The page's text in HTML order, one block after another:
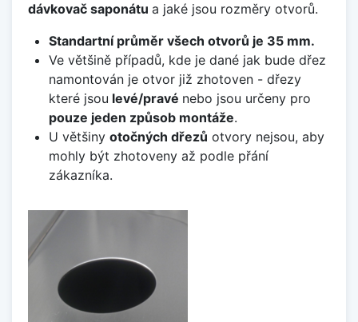
dávkovač saponátu a jaké jsou rozměry otvorů.
Standartní průměr všech otvorů je 35 mm.
Ve většině případů, kde je dané jak bude dřez
namontován je otvor již zhotoven - dřezy
které jsou levé/pravé nebo jsou určeny pro
pouze jeden způsob montáže.
U většiny otočných dřezů otvory nejsou, aby
mohly být zhotoveny až podle přání
zákazníka.